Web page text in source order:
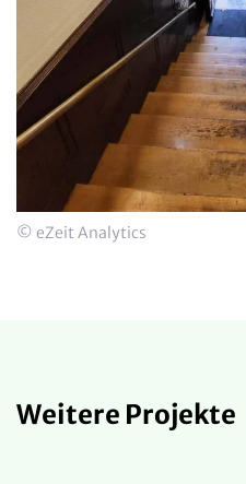
© eZeit Analytics
Weitere Projekte